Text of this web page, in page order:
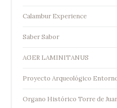
Calambur Experience
Saber Sabor
AGER LAMINITANUS
Proyecto Arqueológico
Organo Histórico Torre de